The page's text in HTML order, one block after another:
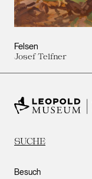
Felsen
Josef Telfner
SUCHE
Besuch